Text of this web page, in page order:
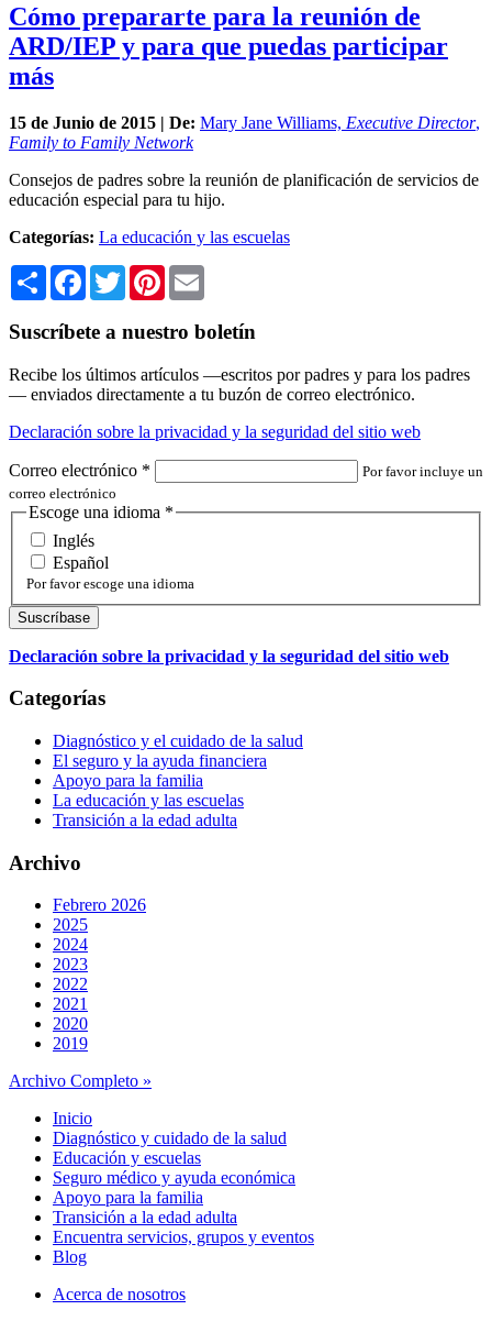
Cómo prepararte para la reunión de
ARD/IEP y para que puedas participar
más
15 de Junio de 2015 | De: Mary Jane Williams, Executive Director,
Family to Family Network
Consejos de padres sobre la reunión de planificación de servicios de
educación especial para tu hijo.
Categorías: La educación y las escuelas
Share Facebook
TwitterPinterest
Suscríbete a nuestro boletín
Recibe los últimos artículos —escritos por padres y para los padres
— enviados directamente a tu buzón de correo electrónico.
Declaración sobre la privacidad y la seguridad del sitio web
Correo electrónico *
Por favor incluye un
correo electrónico
Escoge una idioma *
Inglés
Español
Por favor escoge una idioma
Declaración sobre la privacidad y la seguridad del sitio web
Categorías
Diagnóstico y el cuidado de la salud
El seguro y la ayuda financiera
Apoyo para la familia
La educación y las escuelas
Transición a la edad adulta
Archivo
Febrero 2026
2025
2024
2023
2022
2021
2020
2019
Archivo Completo »
Inicio
Diagnóstico y cuidado de la salud
Educación y escuelas
Seguro médico y ayuda económica
Apoyo para la familia
Transición a la edad adulta
Encuentra servicios, grupos y eventos
Blog
Acerca de nosotros